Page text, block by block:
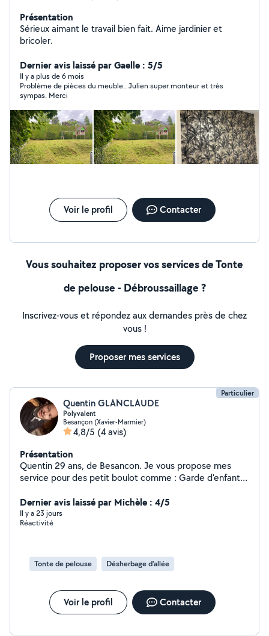
Présentation
Sérieux aimant le travail bien fait. Aime jardinier et
bricoler.
Dernier avis laissé par Gaelle : 5/5
Il y a plus de 6 mois
Problème de pièces du meuble.. Julien super monteur et très
sympas. Merci
Voir le profil Contacter
Vous souhaitez proposer vos services de Tonte
de pelouse - Débroussaillage ?
Inscrivez-vous et répondez aux demandes près de chez
vous !
Proposer mes services
Particulier
Quentin GLANCLAUDE
Polyvalent
Besançon (Xavier-Marmier)
4,8/5 (4 avis)
Présentation
Quentin 29 ans, de Besancon. Je vous propose mes
service pour des petit boulot comme : Garde d'enfant,
BAFA), mais aussi promenade de chiens, ménage,
tondre la pelouse, monter des meubles, manutention,
déménagement, faire vos course, du sport...
Dernier avis laissé par Michèle : 4/5
Il y a 23 jours
Réactivité
Tonte de pelouse Désherbage d'allée
Voir le profil Contacter